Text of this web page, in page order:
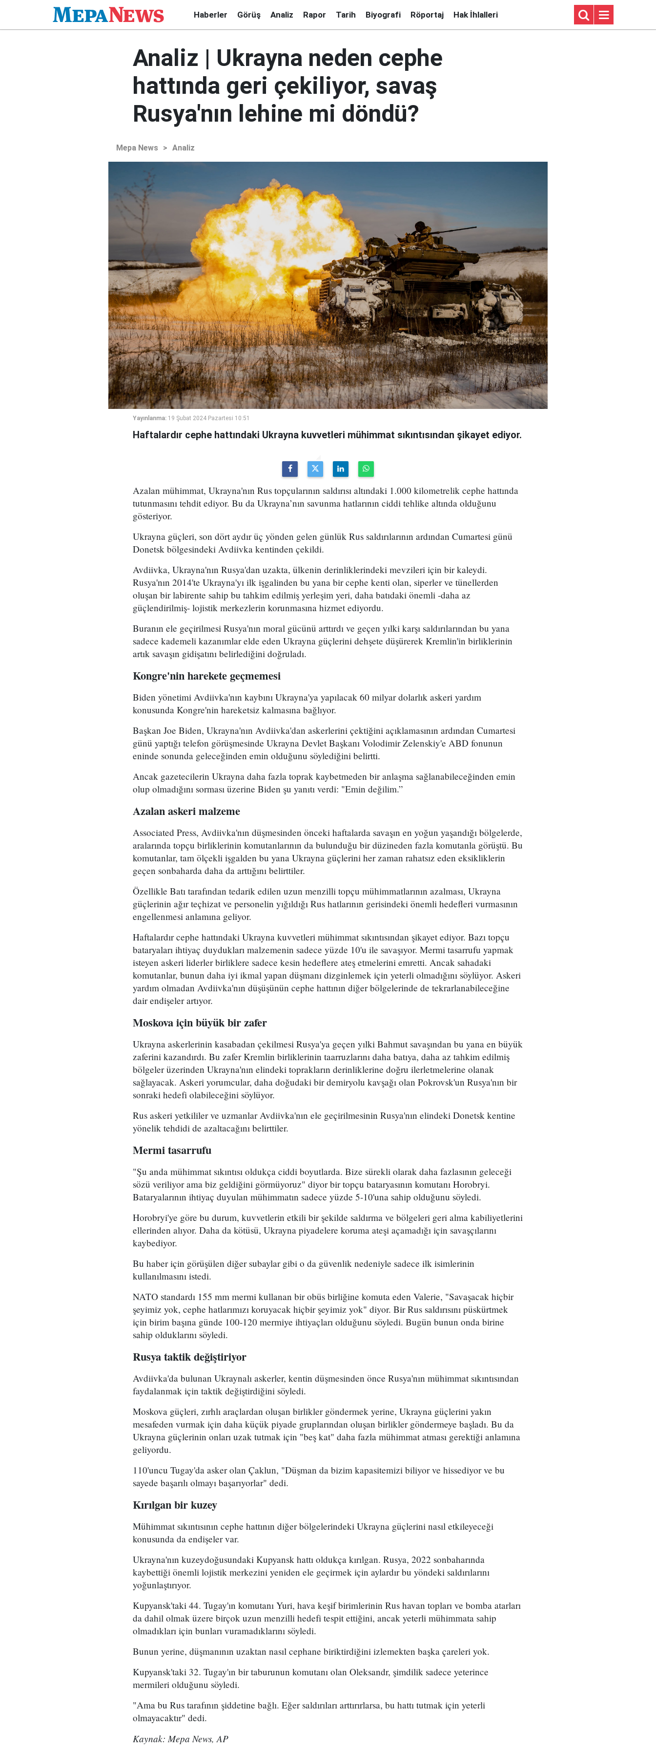
Haberler Görüş Analiz Rapor Tarih Biyografi Röportaj Hak İhlalleri
Analiz | Ukrayna neden cephe
hattında geri çekiliyor, savaş
Rusya'nın lehine mi döndü?
Mepa News > Analiz
Yayınlanma: 19 Şubat 2024 Pazartesi 10:51
Haftalardır cephe hattındaki Ukrayna kuvvetleri mühimmat sıkıntısından şikayet ediyor.
Azalan mühimmat, Ukrayna'nın Rus topçularının saldırısı altındaki 1.000 kilometrelik cephe hattında
tutunmasını tehdit ediyor. Bu da Ukrayna’nın savunma hatlarının ciddi tehlike altında olduğunu
gösteriyor.
Ukrayna güçleri, son dört aydır üç yönden gelen günlük Rus saldırılarının ardından Cumartesi günü
Donetsk bölgesindeki Avdiivka kentinden çekildi.
Avdiivka, Ukrayna'nın Rusya'dan uzakta, ülkenin derinliklerindeki mevzileri için bir kaleydi.
Rusya'nın 2014'te Ukrayna'yı ilk işgalinden bu yana bir cephe kenti olan, siperler ve tünellerden
oluşan bir labirente sahip bu tahkim edilmiş yerleşim yeri, daha batıdaki önemli -daha az
güçlendirilmiş- lojistik merkezlerin korunmasına hizmet ediyordu.
Buranın ele geçirilmesi Rusya'nın moral gücünü arttırdı ve geçen yılki karşı saldırılarından bu yana
sadece kademeli kazanımlar elde eden Ukrayna güçlerini dehşete düşürerek Kremlin'in birliklerinin
artık savaşın gidişatını belirlediğini doğruladı.
Kongre'nin harekete geçmemesi
Biden yönetimi Avdiivka'nın kaybını Ukrayna'ya yapılacak 60 milyar dolarlık askeri yardım
konusunda Kongre'nin hareketsiz kalmasına bağlıyor.
Başkan Joe Biden, Ukrayna'nın Avdiivka'dan askerlerini çektiğini açıklamasının ardından Cumartesi
günü yaptığı telefon görüşmesinde Ukrayna Devlet Başkanı Volodimir Zelenskiy'e ABD fonunun
eninde sonunda geleceğinden emin olduğunu söylediğini belirtti.
Ancak gazetecilerin Ukrayna daha fazla toprak kaybetmeden bir anlaşma sağlanabileceğinden emin
olup olmadığını sorması üzerine Biden şu yanıtı verdi: "Emin değilim.”
Azalan askeri malzeme
Associated Press, Avdiivka'nın düşmesinden önceki haftalarda savaşın en yoğun yaşandığı bölgelerde,
aralarında topçu birliklerinin komutanlarının da bulunduğu bir düzineden fazla komutanla görüştü. Bu
komutanlar, tam ölçekli işgalden bu yana Ukrayna güçlerini her zaman rahatsız eden eksikliklerin
geçen sonbaharda daha da arttığını belirttiler.
Özellikle Batı tarafından tedarik edilen uzun menzilli topçu mühimmatlarının azalması, Ukrayna
güçlerinin ağır teçhizat ve personelin yığıldığı Rus hatlarının gerisindeki önemli hedefleri vurmasının
engellenmesi anlamına geliyor.
Haftalardır cephe hattındaki Ukrayna kuvvetleri mühimmat sıkıntısından şikayet ediyor. Bazı topçu
bataryaları ihtiyaç duydukları malzemenin sadece yüzde 10'u ile savaşıyor. Mermi tasarrufu yapmak
isteyen askeri liderler birliklere sadece kesin hedeflere ateş etmelerini emretti. Ancak sahadaki
komutanlar, bunun daha iyi ikmal yapan düşmanı dizginlemek için yeterli olmadığını söylüyor. Askeri
yardım olmadan Avdiivka'nın düşüşünün cephe hattının diğer bölgelerinde de tekrarlanabileceğine
dair endişeler artıyor.
Moskova için büyük bir zafer
Ukrayna askerlerinin kasabadan çekilmesi Rusya'ya geçen yılki Bahmut savaşından bu yana en büyük
zaferini kazandırdı. Bu zafer Kremlin birliklerinin taarruzlarını daha batıya, daha az tahkim edilmiş
bölgeler üzerinden Ukrayna'nın elindeki toprakların derinliklerine doğru ilerletmelerine olanak
sağlayacak. Askeri yorumcular, daha doğudaki bir demiryolu kavşağı olan Pokrovsk'un Rusya'nın bir
sonraki hedefi olabileceğini söylüyor.
Rus askeri yetkililer ve uzmanlar Avdiivka'nın ele geçirilmesinin Rusya'nın elindeki Donetsk kentine
yönelik tehdidi de azaltacağını belirttiler.
Mermi tasarrufu
"Şu anda mühimmat sıkıntısı oldukça ciddi boyutlarda. Bize sürekli olarak daha fazlasının geleceği
sözü veriliyor ama biz geldiğini görmüyoruz" diyor bir topçu bataryasının komutanı Horobryi.
Bataryalarının ihtiyaç duyulan mühimmatın sadece yüzde 5-10'una sahip olduğunu söyledi.
Horobryi'ye göre bu durum, kuvvetlerin etkili bir şekilde saldırma ve bölgeleri geri alma kabiliyetlerini
ellerinden alıyor. Daha da kötüsü, Ukrayna piyadelere koruma ateşi açamadığı için savaşçılarını
kaybediyor.
Bu haber için görüşülen diğer subaylar gibi o da güvenlik nedeniyle sadece ilk isimlerinin
kullanılmasını istedi.
NATO standardı 155 mm mermi kullanan bir obüs birliğine komuta eden Valerie, "Savaşacak hiçbir
şeyimiz yok, cephe hatlarımızı koruyacak hiçbir şeyimiz yok" diyor. Bir Rus saldırısını püskürtmek
için birim başına günde 100-120 mermiye ihtiyaçları olduğunu söyledi. Bugün bunun onda birine
sahip olduklarını söyledi.
Rusya taktik değiştiriyor
Avdiivka'da bulunan Ukraynalı askerler, kentin düşmesinden önce Rusya'nın mühimmat sıkıntısından
faydalanmak için taktik değiştirdiğini söyledi.
Moskova güçleri, zırhlı araçlardan oluşan birlikler göndermek yerine, Ukrayna güçlerini yakın
mesafeden vurmak için daha küçük piyade gruplarından oluşan birlikler göndermeye başladı. Bu da
Ukrayna güçlerinin onları uzak tutmak için "beş kat" daha fazla mühimmat atması gerektiği anlamına
geliyordu.
110'uncu Tugay'da asker olan Çaklun, "Düşman da bizim kapasitemizi biliyor ve hissediyor ve bu
sayede başarılı olmayı başarıyorlar" dedi.
Kırılgan bir kuzey
Mühimmat sıkıntısının cephe hattının diğer bölgelerindeki Ukrayna güçlerini nasıl etkileyeceği
konusunda da endişeler var.
Ukrayna'nın kuzeydoğusundaki Kupyansk hattı oldukça kırılgan. Rusya, 2022 sonbaharında
kaybettiği önemli lojistik merkezini yeniden ele geçirmek için aylardır bu yöndeki saldırılarını
yoğunlaştırıyor.
Kupyansk'taki 44. Tugay'ın komutanı Yuri, hava keşif birimlerinin Rus havan topları ve bomba atarları
da dahil olmak üzere birçok uzun menzilli hedefi tespit ettiğini, ancak yeterli mühimmata sahip
olmadıkları için bunları vuramadıklarını söyledi.
Bunun yerine, düşmanının uzaktan nasıl cephane biriktirdiğini izlemekten başka çareleri yok.
Kupyansk'taki 32. Tugay'ın bir taburunun komutanı olan Oleksandr, şimdilik sadece yeterince
mermileri olduğunu söyledi.
"Ama bu Rus tarafının şiddetine bağlı. Eğer saldırıları arttırırlarsa, bu hattı tutmak için yeterli
olmayacaktır" dedi.
Kaynak: Mepa News, AP